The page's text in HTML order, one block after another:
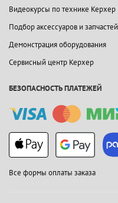
Видеокурсы по технике Керхер
Подбор аксессуаров и запчастей
Демонстрация оборудования
Сервисный центр Керхер
БЕЗОПАСНОСТЬ ПЛАТЕЖЕЙ
Все формы оплаты заказа